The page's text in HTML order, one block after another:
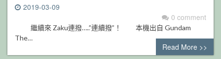
2019-03-09
0 comment
繼續來 Zaku連撥…..”連續撥”！ 本機出自 Gundam
The…
Read More >>